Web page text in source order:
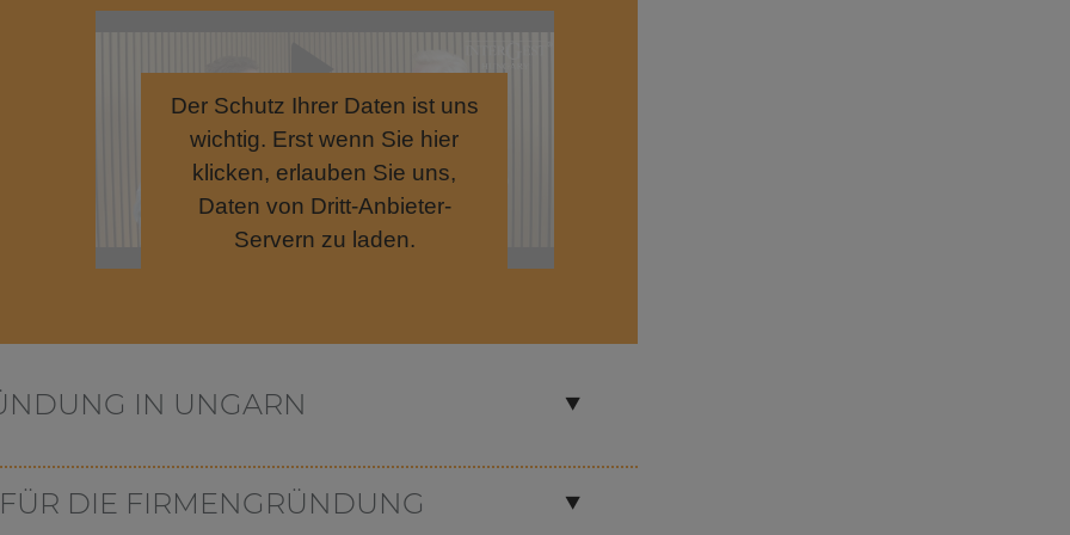
Der Schutz Ihrer Daten ist uns
wichtig. Erst wenn Sie hier
klicken, erlauben Sie uns,
Daten von Dritt-Anbieter-
Servern zu laden.
IN UNGARN
Firma gründen möchten. Ein großer Vorteil ist die niedrige
Körperschaftssteuersätze in Europa. Zudem gibt es
DIE FIRMENGRÜNDUNG